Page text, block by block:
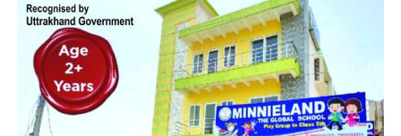
मिलेगा परिवार जैसा घर!
महिला सशक्तिकरण एवं बाल विकास विभाग की ओर से इसके लिए ‘आलंबन
गांव’ विकसित करने की योजना तैयार की जा रही है। इस योजना का उद्देश्य
नारी निकेतन में रहने वाली महिलाओं और बच्चों को सुरक्षित माहौल के साथ-
साथ घर जैसा अपनापन और स्वतंत्रता देना है।